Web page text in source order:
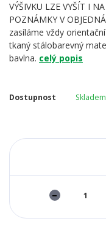
VÝŠIVKU LZE VYŠÍT I
POZNÁMKY V
zasíláme vždy
tkaný stálobarevný
bavlna. celý popis
Dostupnost Skladem